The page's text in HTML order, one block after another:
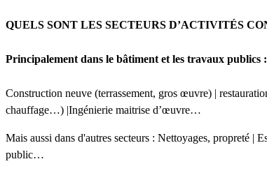
QUELS SONT LES SECTEURS D’ACTIVITÉS
Principalement dans le bâtiment et les travaux publics :
Construction neuve (terrassement, gros œuvre) |
chauffage…) |Ingénierie maitrise d’œuvre…
Mais aussi dans d'autres secteurs : Nettoyages, propreté |
public…